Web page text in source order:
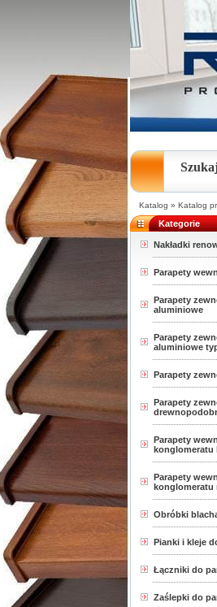
Katalog » Katalog
Kategorie
Nakładki
Parapety
Parapety
aluminiowe
Parapety
aluminiowe
Parapety
Parapety
Parapety
konglomeratu
Parapety
konglomeratu
Obróbki
Pianki i kleje
Łączniki do
Zaślepki do